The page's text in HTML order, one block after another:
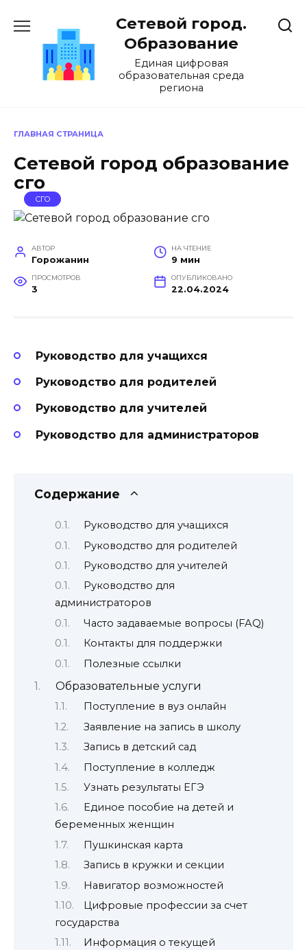
содержанию
Сетевой город.
Образование
Единая цифровая
образовательная среда
региона
ГЛАВНАЯ СТРАНИЦА
Сетевой город образование
сго
СГО
АВТОР
Горожанин
НА ЧТЕНИЕ
9 мин
ПРОСМОТРОВ
3
ОПУБЛИКОВАНО
22.04.2024
Руководство для учащихся
Руководство для родителей
Руководство для учителей
Руководство для администраторов
Содержание
Руководство для учащихся
Руководство для родителей
Руководство для учителей
Руководство для
администраторов
Часто задаваемые вопросы (FAQ)
Контакты для поддержки
Полезные ссылки
Образовательные услуги
Поступление в вуз онлайн
Заявление на запись в школу
Запись в детский сад
Поступление в колледж
Узнать результаты ЕГЭ
Единое пособие на детей и
беременных женщин
Пушкинская карта
Запись в кружки и секции
Навигатор возможностей
Цифровые профессии за счет
государства
Информация о текущей